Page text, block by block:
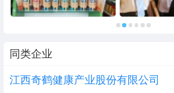
同类企业
江西奇鹤健康产业股份有限公司